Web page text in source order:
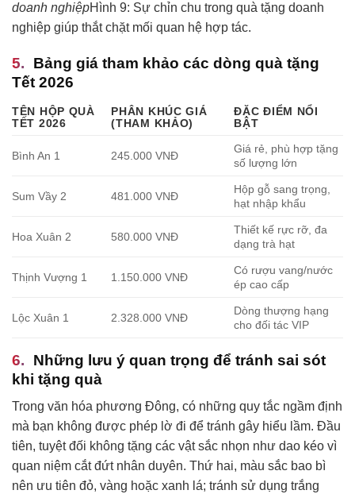
doanh nghiệpHình 9: Sự chỉn chu trong quà tặng doanh
nghiệp giúp thắt chặt mối quan hệ hợp tác.
Bảng giá tham khảo các dòng quà tặng
Tết 2026
TÊN HỘP QUÀ
TẾT 2026
PHÂN KHÚC GIÁ
(THAM KHẢO)
ĐẶC ĐIỂM NỔI
BẬT
Bình An 1 245.000 VNĐ
Giá rẻ, phù hợp tặng
số lượng lớn
Sum Vầy 2 481.000 VNĐ
Hộp gỗ sang trọng,
hạt nhập khẩu
Hoa Xuân 2 580.000 VNĐ
Thiết kế rực rỡ, đa
dạng trà hạt
Thịnh Vượng 1 1.150.000 VNĐ
Có rượu vang/nước
ép cao cấp
Lộc Xuân 1 2.328.000 VNĐ
Dòng thượng hạng
cho đối tác VIP
Những lưu ý quan trọng để tránh sai sót
khi tặng quà
Trong văn hóa phương Đông, có những quy tắc ngầm định
mà bạn không được phép lờ đi để tránh gây hiểu lầm. Đầu
tiên, tuyệt đối không tặng các vật sắc nhọn như dao kéo vì
quan niệm cắt đứt nhân duyên. Thứ hai, màu sắc bao bì
nên ưu tiên đỏ, vàng hoặc xanh lá; tránh sử dụng trắng